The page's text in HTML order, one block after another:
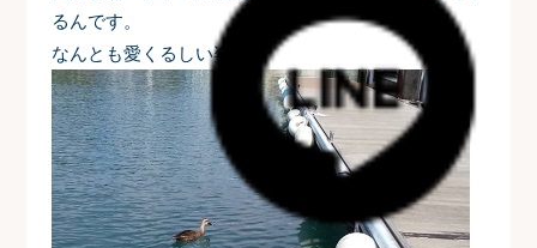
るんです。
なんとも愛くるしい姿。